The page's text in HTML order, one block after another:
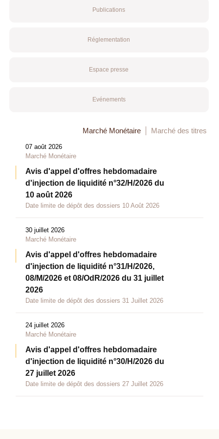
Publications
Réglementation
Espace presse
Evénements
Marché Monétaire Marché des titres
07 août 2026
Marché Monétaire
Avis d'appel d'offres hebdomadaire
d'injection de liquidité n°32/H/2026 du
10 août 2026
Date limite de dépôt des dossiers 10 Août 2026
30 juillet 2026
Marché Monétaire
Avis d'appel d'offres hebdomadaire
d'injection de liquidité n°31/H/2026,
08/M/2026 et 08/OdR/2026 du 31 juillet
2026
Date limite de dépôt des dossiers 31 Juillet 2026
24 juillet 2026
Marché Monétaire
Avis d'appel d'offres hebdomadaire
d'injection de liquidité n°30/H/2026 du
27 juillet 2026
Date limite de dépôt des dossiers 27 Juillet 2026